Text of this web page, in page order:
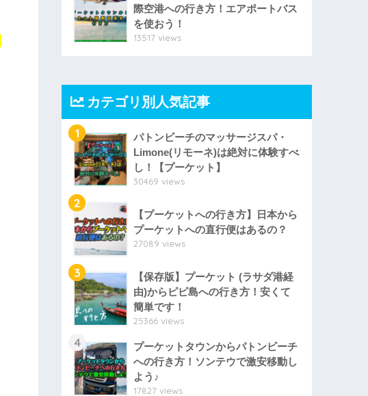
際空港への行き方！エアポートバス
を使おう！
13517 views
カテゴリ別人気記事
1
パトンビーチのマッサージスパ・
Limone(リモーネ)は絶対に体験すべ
し！【プーケット】
30469 views
2
【プーケットへの行き方】日本から
プーケットへの直行便はあるの？
27089 views
3
【保存版】プーケット (ラサダ港経
由)からピピ島への行き方！安くて
簡単です！
25366 views
4
プーケットタウンからパトンビーチ
への行き方！ソンテウで激安移動し
よう♪
17827 views